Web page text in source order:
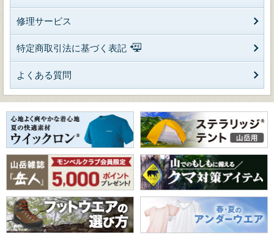
修理サービス
特定商取引法に基づく表記
よくある質問